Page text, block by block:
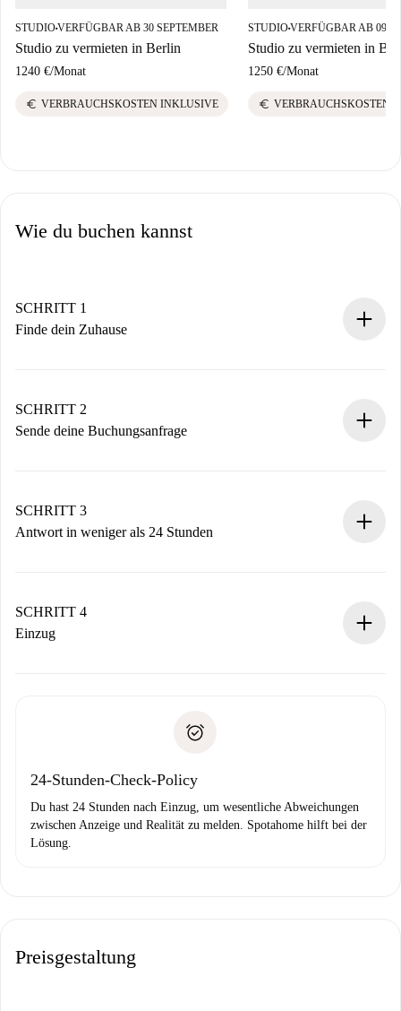
STUDIO■VERFÜGBAR AB 30 SEPTEMBER
Studio zu vermieten in Berlin
1240 €/Monat
euro VERBRAUCHSKOSTEN INKLUSIVE
STUDIO■VERFÜGBAR AB 09
Studio zu vermieten in
1250 €/Monat
euro VERBRAUCHSKOSTEN
Wie du buchen kannst
SCHRITT 1
Finde dein Zuhause
Du erhältst alle notwendigen Informationen im Voraus.
SCHRITT 2
Sende deine Buchungsanfrage
Denk daran, dass wir dich erst belasten, wenn der
Vermieter zustimmt.
SCHRITT 3
Antwort in weniger als 24 Stunden
stellen den Kontakt her.
Wenn der Vermieter ablehnen muss, entstehen keine
SCHRITT 4
Einzug
24-Stunden-Check-Policy
Du hast 24 Stunden nach Einzug, um wesentliche Abweichungen
zwischen Anzeige und Realität zu melden. Spotahome hilft bei der
Lösung.
Preisgestaltung